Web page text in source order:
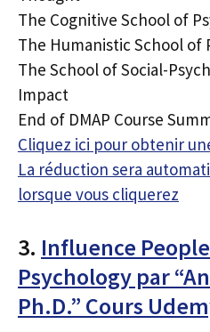
The Cognitive School of
The Humanistic School
The School of Social-
Impact
End of DMAP Course
Cliquez ici pour obtenir
La réduction sera
lorsque vous cliquerez
3. Influence
Psychology par
Ph.D.” Cours